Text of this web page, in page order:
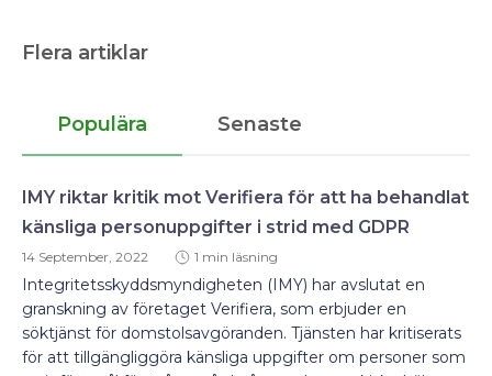
Flera artiklar
Populära Senaste
IMY riktar kritik mot Verifiera för att ha behandlat
känsliga personuppgifter i strid med GDPR
14 September, 2022 1 min läsning
Integritetsskyddsmyndigheten (IMY) har avslutat en
granskning av företaget Verifiera, som erbjuder en
söktjänst för domstolsavgöranden. Tjänsten har kritiserats
för att tillgängliggöra känsliga uppgifter om personer som